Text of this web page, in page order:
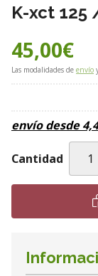
K-xct 125
45,00€
Las modalidades de envío
envío desde
Cantidad